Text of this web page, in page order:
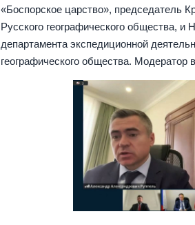
«Боспорское царство», председатель
Русского географического общества, и
департамента экспедиционной
географического общества.